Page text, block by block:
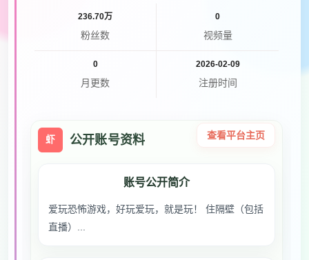
236.70万
粉丝数
0
视频量
0
月更数
2026-02-09
注册时间
虾 公开账号资料 查看平台主页
账号公开简介
爱玩恐怖游戏，好玩爱玩，就是玩！ 住隔壁（包括
直播）...